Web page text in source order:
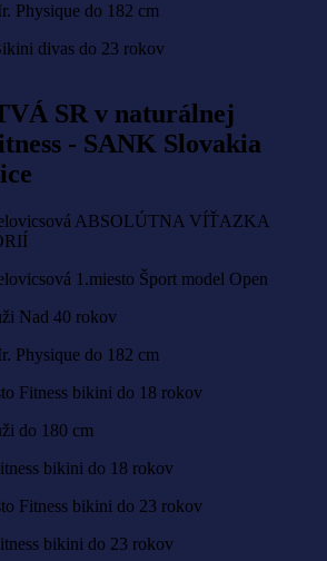
Physique do 182 cm
divas do 23 rokov
SR v naturálnej
- SANK Slovakia
ABSOLÚTNA VÍŤAZKA
1.miesto Šport model Open
Nad 40 rokov
Physique do 182 cm
Fitness bikini do 18 rokov
do 180 cm
bikini do 18 rokov
Fitness bikini do 23 rokov
bikini do 23 rokov